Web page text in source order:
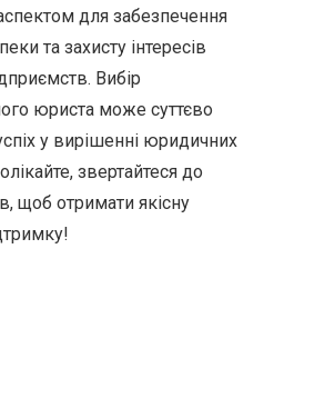
для забезпечення
та захисту інтересів
Вибір
юриста може суттєво
у вирішенні юридичних
звертайтеся до
щоб отримати якісну